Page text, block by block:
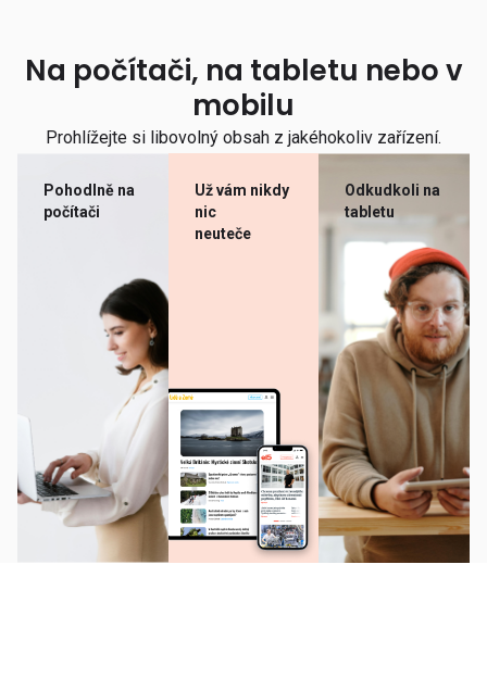
Na počítači, na tabletu nebo v
mobilu
Prohlížejte si libovolný obsah z jakéhokoliv zařízení.
Pohodlně na
počítači
Už vám nikdy
nic
neuteče
Odkudkoli na
tabletu